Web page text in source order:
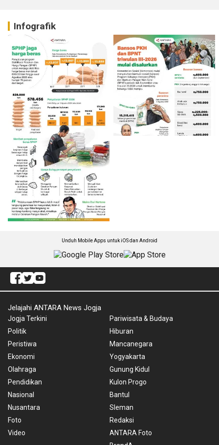
Infografik
Unduh Mobile Apps untuk iOS dan Android
Jelajahi ANTARA News Jogja
Jogja Terkini
Politik
Peristiwa
Ekonomi
Olahraga
Pendidikan
Nasional
Nusantara
Foto
Video
Pariwisata & Budaya
Hiburan
Mancanegara
Yogyakarta
Gunung Kidul
Kulon Progo
Bantul
Sleman
Redaksi
ANTARA Foto